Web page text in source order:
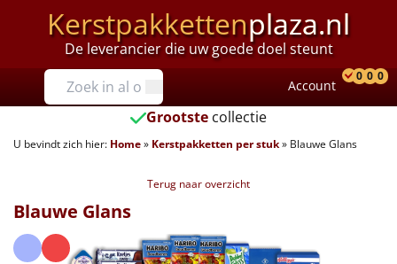
Kerstpakkettenplaza.nl
De leverancier die uw goede doel steunt
Prijzen
Tot €25
€25 tot €35
€40 tot €45
Account
0 0 0
Grootste collectie
U bevindt zich hier: Home» Kerstpakketten per stuk» Blauwe Glans
Terug naar overzicht
Blauwe Glans